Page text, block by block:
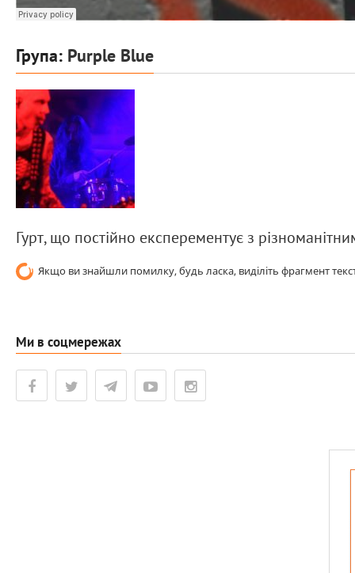
Група: Purple Blue
Гурт, що постійно експерементує з
Якщо ви знайшли помилку, будь ласка, виділіть фрагмент
Ми в соцмережах